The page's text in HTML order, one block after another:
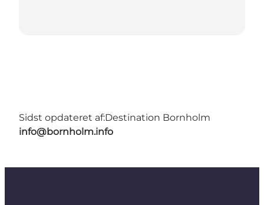
Sidst opdateret af:Destination Bornholm
info@bornholm.info